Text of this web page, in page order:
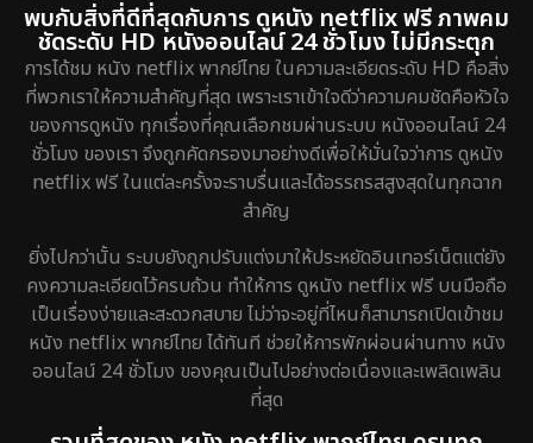
พบกับสิ่งที่ดีที่สุดกับการ ดูหนัง netflix ฟรี ภาพคม
ชัดระดับ HD หนังออนไลน์ 24 ชั่วโมง ไม่มีกระตุก
การได้ชม หนัง netflix พากย์ไทย ในความละเอียดระดับ HD คือสิ่ง
ที่พวกเราให้ความสำคัญที่สุด เพราะเราเข้าใจดีว่าความคมชัดคือหัวใจ
ของการดูหนัง ทุกเรื่องที่คุณเลือกชมผ่านระบบ หนังออนไลน์ 24
ชั่วโมง ของเรา จึงถูกคัดกรองมาอย่างดีเพื่อให้มั่นใจว่าการ ดูหนัง
netflix ฟรี ในแต่ละครั้งจะราบรื่นและได้อรรถรสสูงสุดในทุกฉาก
สำคัญ
ยิ่งไปกว่านั้น ระบบยังถูกปรับแต่งมาให้ประหยัดอินเทอร์เน็ตแต่ยัง
คงความละเอียดไว้ครบถ้วน ทำให้การ ดูหนัง netflix ฟรี บนมือถือ
เป็นเรื่องง่ายและสะดวกสบาย ไม่ว่าจะอยู่ที่ไหนก็สามารถเปิดเข้าชม
หนัง netflix พากย์ไทย ได้ทันที ช่วยให้การพักผ่อนผ่านทาง หนัง
ออนไลน์ 24 ชั่วโมง ของคุณเป็นไปอย่างต่อเนื่องและเพลิดเพลิน
ที่สุด